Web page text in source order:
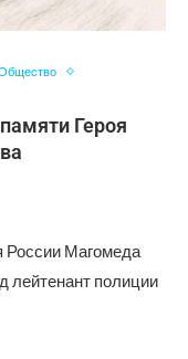
Героя
России Магомеда
лейтенант полиции